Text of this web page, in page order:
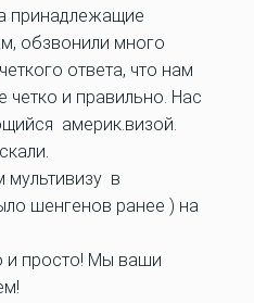
принадлежащие
обзвонили много
ответа, что нам
четко и правильно. Нас
америк.визой.
мультивизу в
шенгенов ранее ) на
и просто! Мы ваши